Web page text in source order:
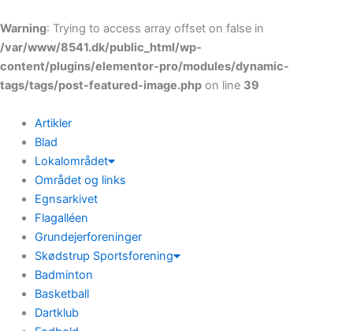
Warning: Trying to access array offset on false in
/var/www/8541.dk/public_html/wp-
content/plugins/elementor-pro/modules/dynamic-
tags/tags/post-featured-image.php on line 39
Skip to
til
indholdet
Artikler
Blad
Lokalområdet
Området og links
Egnsarkivet
Flagalléen
Grundejerforeninger
Skødstrup Sportsforening
Badminton
Basketball
Dartklub